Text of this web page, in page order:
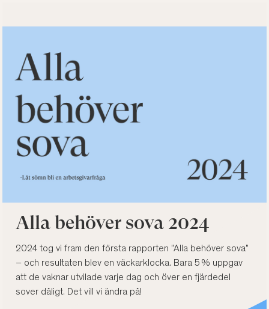
Alla behöver sova 2024
2024 tog vi fram den första rapporten ”Alla behöver sova”
– och resultaten blev en väckarklocka. Bara 5 % uppgav
att de vaknar utvilade varje dag och över en fjärdedel
sover dåligt. Det vill vi ändra på!